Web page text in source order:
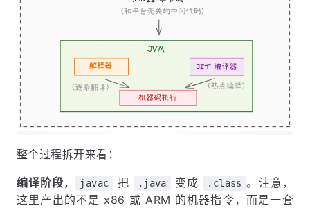
整个过程拆开来看：
编译阶段， javac 把 .java 变成 .class 。注意，
这里产出的不是 x86 或 ARM 的机器指令，而是一套